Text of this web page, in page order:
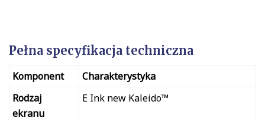
Pełna specyfikacja techniczna
Komponent
Charakterystyka
Rodzaj
ekranu
E Ink new Kaleido™